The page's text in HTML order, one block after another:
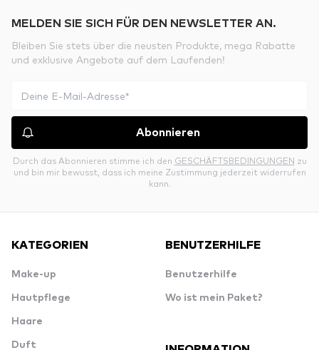
MELDEN SIE SICH FÜR DEN NEWSLETTER AN.
Bleiben Sie stets über die neusten Produkte, mega Rabatte
und exklusive Angebote auf dem Laufenden!
Abonnieren
Durch das Abonnieren stimme ich den GESCHÄFTSBEDINGUNGEN zu
und bin mir bewusst, dass ich meine Zustimmung jederzeit widerrufen
kann.
KATEGORIEN
Make-up
Hautpflege
Haare
Duft
BENUTZERHILFE
Benutzerhilfe
Wo ist mein Paket?